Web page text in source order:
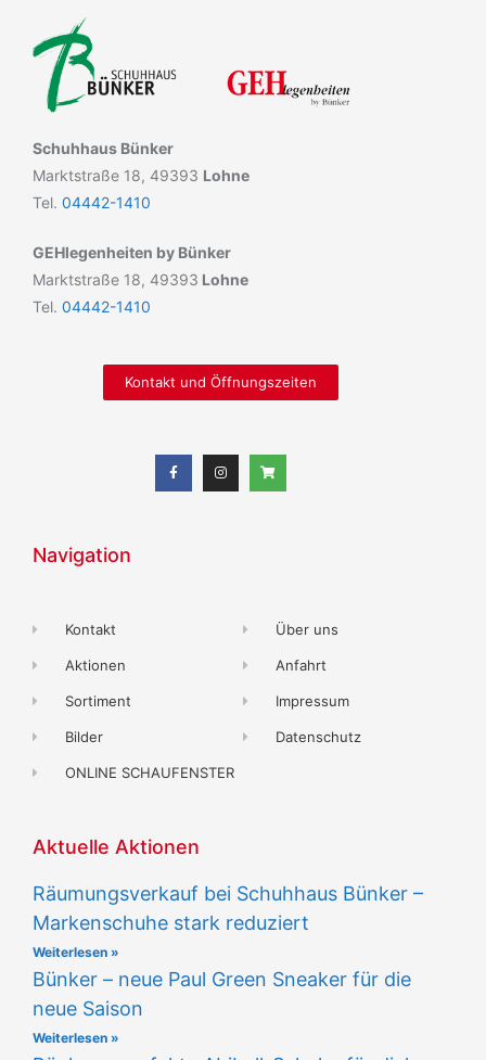
Schuhhaus Bünker
Marktstraße 18, 49393 Lohne
Tel. 04442-1410
GEHlegenheiten by Bünker
Marktstraße 18, 49393 Lohne
Tel. 04442-1410
Kontakt und Öffnungszeiten
Navigation
Kontakt
Aktionen
Sortiment
Bilder
ONLINE SCHAUFENSTER
Über uns
Anfahrt
Impressum
Datenschutz
Aktuelle Aktionen
Räumungsverkauf bei Schuhhaus Bünker –
Markenschuhe stark reduziert
Weiterlesen »
Bünker – neue Paul Green Sneaker für die
neue Saison
Weiterlesen »